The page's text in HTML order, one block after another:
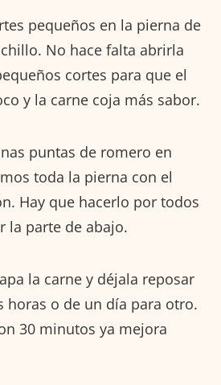
pequeños en la pierna de
No hace falta abrirla
cortes para que el
y la carne coja más sabor.
puntas de romero en
toda la pierna con el
Hay que hacerlo por todos
la parte de abajo.
la carne y déjala reposar
horas o de un día para otro.
30 minutos ya mejora